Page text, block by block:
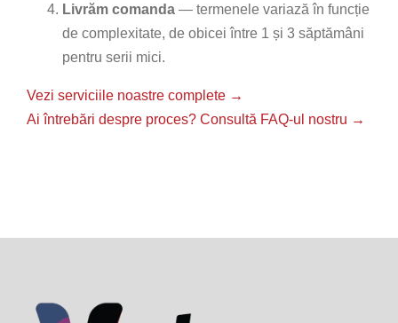
Livrăm comanda — termenele variază în funcție
de complexitate, de obicei între 1 și 3 săptămâni
pentru serii mici.
Vezi serviciile noastre complete →
Ai întrebări despre proces? Consultă FAQ-ul nostru →